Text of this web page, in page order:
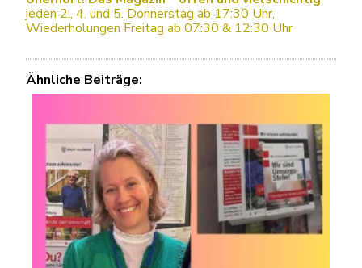
jeden 2., 4. und 5. Donnerstag ab 17:30 Uhr,
Wiederholungen Freitag ab 07:30 & 12:30 Uhr
Ähnliche Beiträge: